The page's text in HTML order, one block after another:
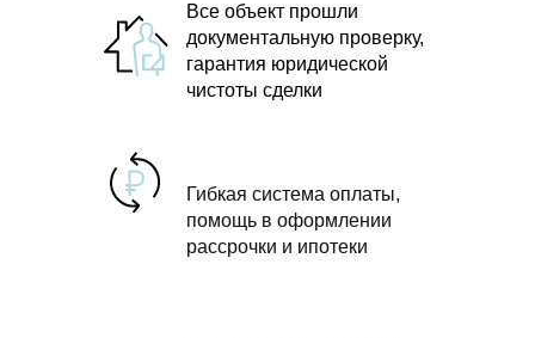
Все объект прошли
документальную проверку,
гарантия юридической
чистоты сделки
Гибкая система оплаты,
помощь в оформлении
рассрочки и ипотеки